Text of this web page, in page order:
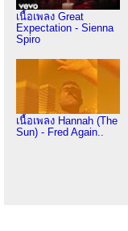
เนื้อเพลง Great
Expectation - Sienna
Spiro
เนื้อเพลง Hannah (The
Sun) - Fred Again..